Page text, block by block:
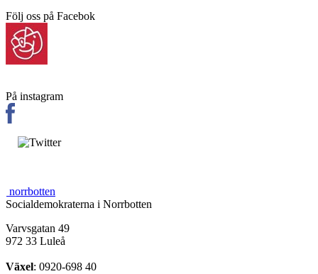
Följ oss på Facebok
På instagram
norrbotten
Socialdemokraterna i Norrbotten
Varvsgatan 49
972 33 Luleå
Växel: 0920-698 40